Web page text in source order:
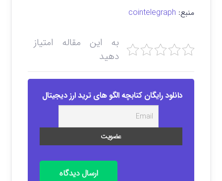
منبع: cointelegraph
به این مقاله امتیاز
دهید
دانلود رایگان کتابچه الگو های ترید ارز دیجیتال
ارسال دیدگاه